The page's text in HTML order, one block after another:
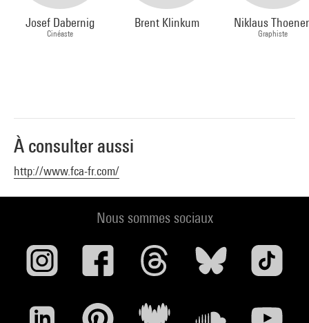
Josef Dabernig
Cinéaste
Brent Klinkum Niklaus
Graphiste
À consulter aussi
http://www.fca-fr.com/
Nous sommes sociaux